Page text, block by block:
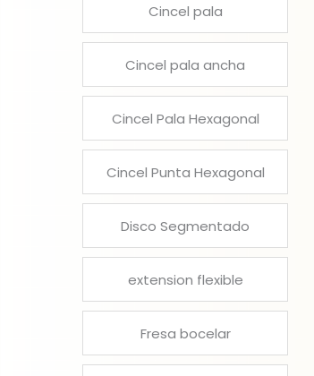
Cincel pala
Cincel pala ancha
Cincel Pala Hexagonal
Cincel Punta Hexagonal
Disco Segmentado
extension flexible
Fresa bocelar